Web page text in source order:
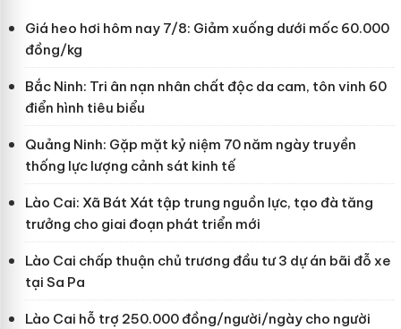
Giá heo hơi hôm nay 7/8: Giảm xuống dưới mốc 60.000
đồng/kg
Bắc Ninh: Tri ân nạn nhân chất độc da cam, tôn vinh 60
điển hình tiêu biểu
Quảng Ninh: Gặp mặt kỷ niệm 70 năm ngày truyền
thống lực lượng cảnh sát kinh tế
Lào Cai: Xã Bát Xát tập trung nguồn lực, tạo đà tăng
trưởng cho giai đoạn phát triển mới
Lào Cai chấp thuận chủ trương đầu tư 3 dự án bãi đỗ xe
tại Sa Pa
Lào Cai hỗ trợ 250.000 đồng/người/ngày cho người